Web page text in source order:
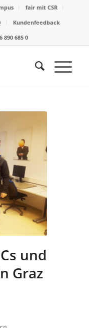
fair mit CSR
Kundenfeedback
890 685 0
und
Graz